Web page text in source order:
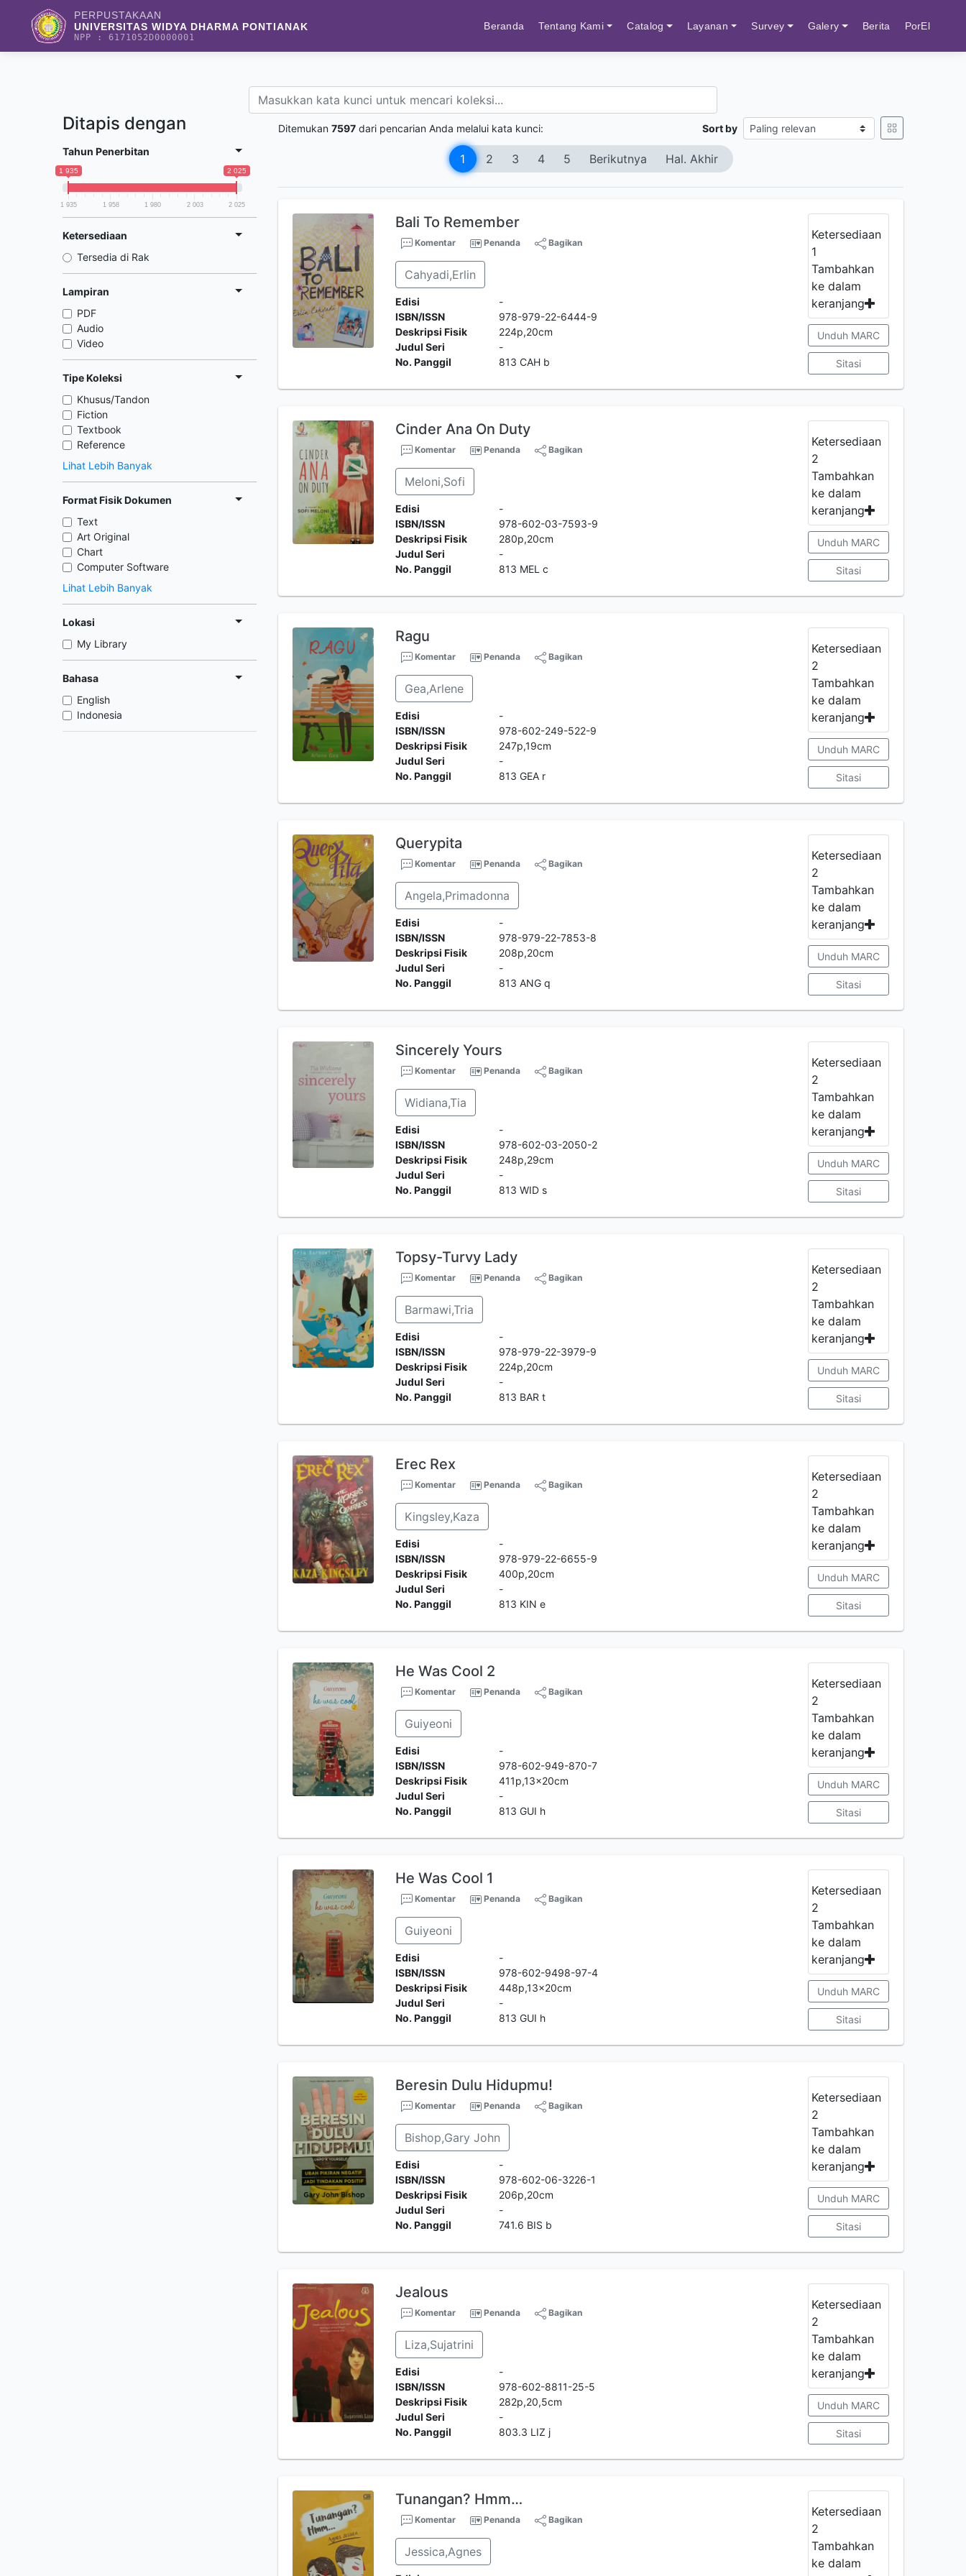
PERPUSTAKAAN
UNIVERSITAS WIDYA DHARMA PONTIANAK
NPP : 6171052D0000001
Beranda Tentang Kami Catalog Layanan Survey Galery Berita PorEl
Ditapis dengan
Tahun Penerbitan
1 935 2 025
1 935 1 958 1 980 2 003 2 025
Ketersediaan
Tersedia di Rak
Lampiran
PDF
Audio
Video
Tipe Koleksi
Khusus/Tandon
Fiction
Textbook
Reference
Lihat Lebih Banyak
Format Fisik Dokumen
Text
Art Original
Chart
Computer Software
Lihat Lebih Banyak
Lokasi
My Library
Bahasa
English
Indonesia
Ditemukan 7597 dari pencarian Anda melalui kata kunci: Sort by
1 2 3 4 5 Berikutnya Hal. Akhir
Bali To Remember
Komentar Penanda Bagikan
Cahyadi,Erlin
Edisi
-
ISBN/ISSN
978-979-22-6444-9
Deskripsi Fisik
224p,20cm
Judul Seri
-
No. Panggil
813 CAH b
Ketersediaan
1
Tambahkan
ke dalam
keranjang
Unduh MARC
Sitasi
Cinder Ana On Duty
Komentar Penanda Bagikan
Meloni,Sofi
Edisi
-
ISBN/ISSN
978-602-03-7593-9
Deskripsi Fisik
280p,20cm
Judul Seri
-
No. Panggil
813 MEL c
Ketersediaan
2
Tambahkan
ke dalam
keranjang
Unduh MARC
Sitasi
Ragu
Komentar Penanda Bagikan
Gea,Arlene
Edisi
-
ISBN/ISSN
978-602-249-522-9
Deskripsi Fisik
247p,19cm
Judul Seri
-
No. Panggil
813 GEA r
Ketersediaan
2
Tambahkan
ke dalam
keranjang
Unduh MARC
Sitasi
Querypita
Komentar Penanda Bagikan
Angela,Primadonna
Edisi
-
ISBN/ISSN
978-979-22-7853-8
Deskripsi Fisik
208p,20cm
Judul Seri
-
No. Panggil
813 ANG q
Ketersediaan
2
Tambahkan
ke dalam
keranjang
Unduh MARC
Sitasi
Sincerely Yours
Komentar Penanda Bagikan
Widiana,Tia
Edisi
-
ISBN/ISSN
978-602-03-2050-2
Deskripsi Fisik
248p,29cm
Judul Seri
-
No. Panggil
813 WID s
Ketersediaan
2
Tambahkan
ke dalam
keranjang
Unduh MARC
Sitasi
Topsy-Turvy Lady
Komentar Penanda Bagikan
Barmawi,Tria
Edisi
-
ISBN/ISSN
978-979-22-3979-9
Deskripsi Fisik
224p,20cm
Judul Seri
-
No. Panggil
813 BAR t
Ketersediaan
2
Tambahkan
ke dalam
keranjang
Unduh MARC
Sitasi
Erec Rex
Komentar Penanda Bagikan
Kingsley,Kaza
Edisi
-
ISBN/ISSN
978-979-22-6655-9
Deskripsi Fisik
400p,20cm
Judul Seri
-
No. Panggil
813 KIN e
Ketersediaan
2
Tambahkan
ke dalam
keranjang
Unduh MARC
Sitasi
He Was Cool 2
Komentar Penanda Bagikan
Guiyeoni
Edisi
-
ISBN/ISSN
978-602-949-870-7
Deskripsi Fisik
411p,13x20cm
Judul Seri
-
No. Panggil
813 GUI h
Ketersediaan
2
Tambahkan
ke dalam
keranjang
Unduh MARC
Sitasi
He Was Cool 1
Komentar Penanda Bagikan
Guiyeoni
Edisi
-
ISBN/ISSN
978-602-9498-97-4
Deskripsi Fisik
448p,13x20cm
Judul Seri
-
No. Panggil
813 GUI h
Ketersediaan
2
Tambahkan
ke dalam
keranjang
Unduh MARC
Sitasi
Beresin Dulu Hidupmu!
Komentar Penanda Bagikan
Bishop,Gary John
Edisi
-
ISBN/ISSN
978-602-06-3226-1
Deskripsi Fisik
206p,20cm
Judul Seri
-
No. Panggil
741.6 BIS b
Ketersediaan
2
Tambahkan
ke dalam
keranjang
Unduh MARC
Sitasi
Jealous
Komentar Penanda Bagikan
Liza,Sujatrini
Edisi
-
ISBN/ISSN
978-602-8811-25-5
Deskripsi Fisik
282p,20,5cm
Judul Seri
-
No. Panggil
803.3 LIZ j
Ketersediaan
2
Tambahkan
ke dalam
keranjang
Unduh MARC
Sitasi
Tunangan? Hmm…
Komentar Penanda Bagikan
Jessica,Agnes
Ketersediaan
2
Tambahkan
ke dalam